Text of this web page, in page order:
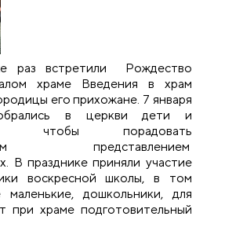
раз встретили Рождество
храме Введения в храм
его прихожане. 7 января
в церкви дети и
чтобы порадовать
представлением
В празднике приняли участие
воскресной школы, в том
дошкольники, для
при храме подготовительный